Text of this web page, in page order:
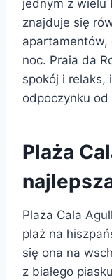
jednym z wielu
znajduje się
apartamentów,
noc. Praia da
spokój i relaks,
odpoczynku
Plaża
Plaża Cala
plaż na
się ona na
z białego